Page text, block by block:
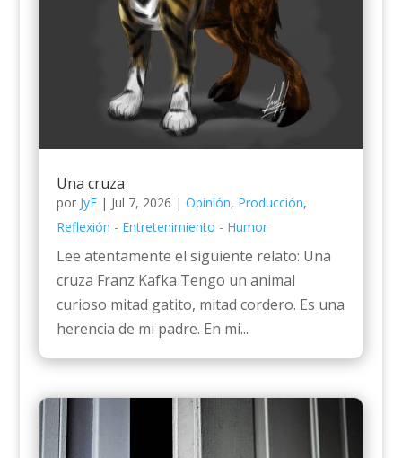
Una cruza
por JyE| Jul 7, 2026 | Opinión, Producción,
Reflexión - Entretenimiento - Humor
Lee atentamente el siguiente relato: Una
cruza Franz Kafka Tengo un animal
curioso mitad gatito, mitad cordero. Es una
herencia de mi padre. En mi...